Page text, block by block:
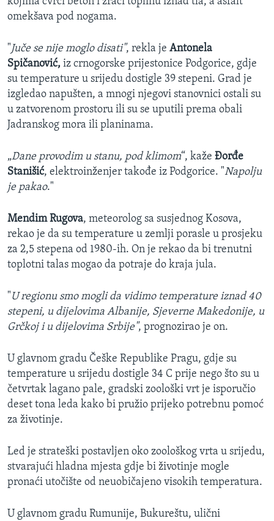
omekšava pod nogama.
"Juče se nije moglo disati", rekla je Antonela
Spičanović, iz crnogorske prijestonice Podgorice, gdje
su temperature u srijedu dostigle 39 stepeni. Grad je
izgledao napušten, a mnogi njegovi stanovnici ostali su
u zatvorenom prostoru ili su se uputili prema obali
Jadranskog mora ili planinama.
„Dane provodim u stanu, pod klimom“, kaže Đorđe
Stanišić, elektroinženjer takođe iz Podgorice. "Napolju
je pakao."
Mendim Rugova, meteorolog sa susjednog Kosova,
rekao je da su temperature u zemlji porasle u prosjeku
za 2,5 stepena od 1980-ih. On je rekao da bi trenutni
toplotni talas mogao da potraje do kraja jula.
"U regionu smo mogli da vidimo temperature iznad 40
stepeni, u dijelovima Albanije, Sjeverne Makedonije, u
Grčkoj i u dijelovima Srbije", prognozirao je on.
U glavnom gradu Češke Republike Pragu, gdje su
temperature u srijedu dostigle 34 C prije nego što su u
četvrtak lagano pale, gradski zoološki vrt je isporučio
deset tona leda kako bi pružio prijeko potrebnu pomoć
za životinje.
Led je strateški postavljen oko zoološkog vrta u srijedu,
stvarajući hladna mjesta gdje bi životinje mogle
pronaći utočište od neuobičajeno visokih temperatura.
U glavnom gradu Rumunije, Bukureštu, ulični